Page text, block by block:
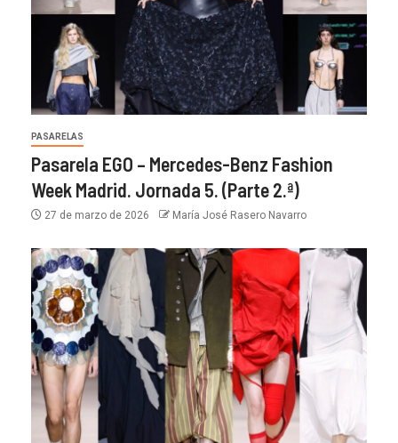
PASARELAS
Pasarela EGO – Mercedes-Benz Fashion
Week Madrid. Jornada 5. (Parte 2.ª)
27 de marzo de 2026 María José Rasero Navarro